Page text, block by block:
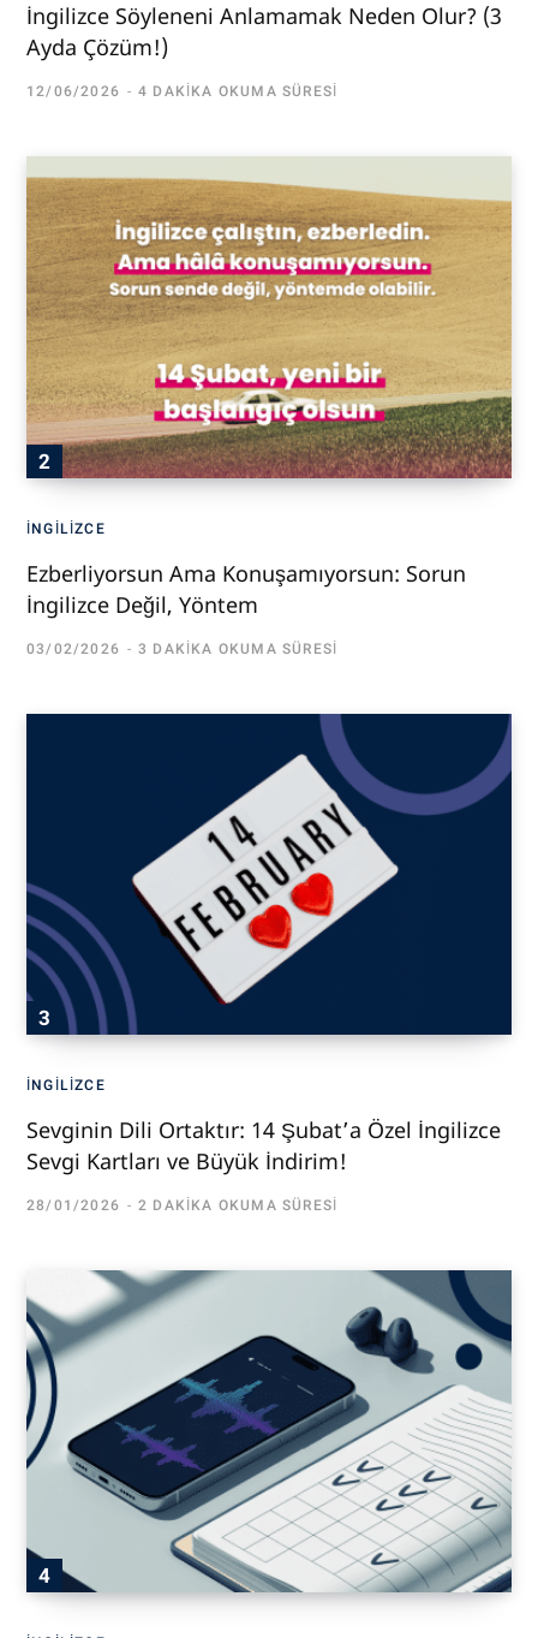
İngilizce Söyleneni Anlamamak Neden Olur? (3
Ayda Çözüm!)
12/06/2026 4 DAKIKA OKUMA SÜRESI
İNGILIZCE
Ezberliyorsun Ama Konuşamıyorsun: Sorun
İngilizce Değil, Yöntem
03/02/2026 3 DAKIKA OKUMA SÜRESI
İNGILIZCE
Sevginin Dili Ortaktır: 14 Şubat’a Özel İngilizce
Sevgi Kartları ve Büyük İndirim!
28/01/2026 2 DAKIKA OKUMA SÜRESI